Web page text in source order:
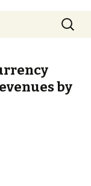
Buscar:
by